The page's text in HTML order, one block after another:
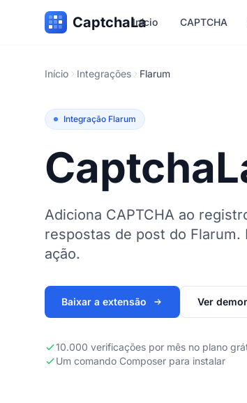
CaptchaLaInício CAPTCHA
Início Integrações Flarum
Integração Flarum
Adiciona CAPTCHA ao
respostas de post do
ação.
Baixar a extensão Ver
10.000 verificações por mês no plano
Um comando Composer para instalar